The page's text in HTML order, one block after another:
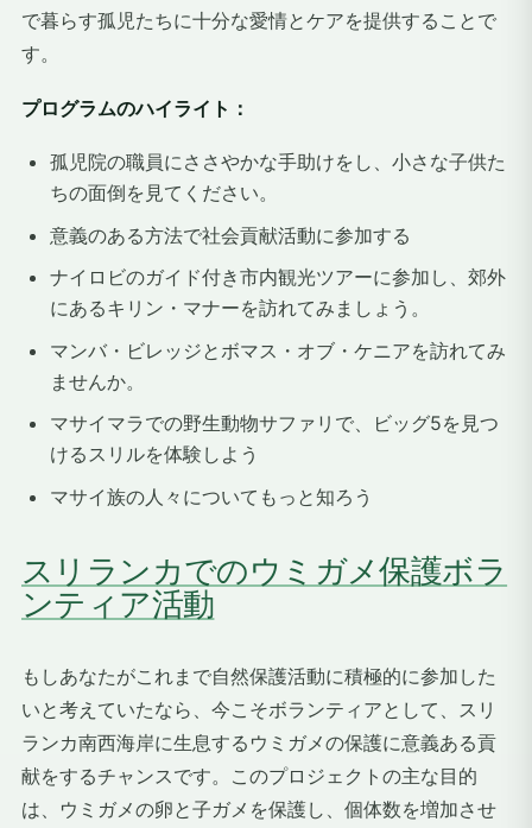
で暮らす孤児たちに十分な愛情とケアを提供することで
す。
プログラムのハイライト：
孤児院の職員にささやかな手助けをし、小さな子供た
ちの面倒を見てください。
意義のある方法で社会貢献活動に参加する
ナイロビのガイド付き市内観光ツアーに参加し、郊外
にあるキリン・マナーを訪れてみましょう。
マンバ・ビレッジとボマス・オブ・ケニアを訪れてみ
ませんか。
マサイマラでの野生動物サファリで、ビッグ5を見つ
けるスリルを体験しよう
マサイ族の人々についてもっと知ろう
スリランカでのウミガメ保護ボラ
ンティア活動
もしあなたがこれまで自然保護活動に積極的に参加した
いと考えていたなら、今こそボランティアとして、スリ
ランカ南西海岸に生息するウミガメの保護に意義ある貢
献をするチャンスです。このプロジェクトの主な目的
は、ウミガメの卵と子ガメを保護し、個体数を増加させ